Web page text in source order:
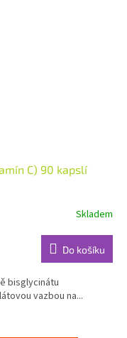
C) 90 kapslí
Skladem
Do košíku
bisglycinátu
vazbou na...